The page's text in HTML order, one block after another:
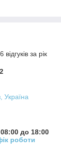
за рік
Україна
до 18:00
роботи